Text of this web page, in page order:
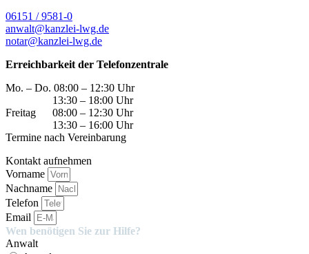
06151 / 9581-0
anwalt@kanzlei-lwg.de
notar@kanzlei-lwg.de
Erreichbarkeit der Telefonzentrale
Mo. – Do. 08:00 – 12:30 Uhr
13:30 – 18:00 Uhr
Freitag 08:00 – 12:30 Uhr
13:30 – 16:00 Uhr
Termine nach Vereinbarung
Kontakt aufnehmen
Vorname
Nachname
Telefon
Email
Wen benötigen Sie zur Hilfe?
Anwalt